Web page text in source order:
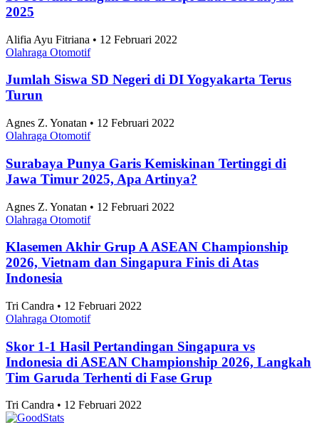
2025
Alifia Ayu Fitriana • 12 Februari 2022
Olahraga Otomotif
Jumlah Siswa SD Negeri di DI Yogyakarta Terus
Turun
Agnes Z. Yonatan • 12 Februari 2022
Olahraga Otomotif
Surabaya Punya Garis Kemiskinan Tertinggi di
Jawa Timur 2025, Apa Artinya?
Agnes Z. Yonatan • 12 Februari 2022
Olahraga Otomotif
Klasemen Akhir Grup A ASEAN Championship
2026, Vietnam dan Singapura Finis di Atas
Indonesia
Tri Candra • 12 Februari 2022
Olahraga Otomotif
Skor 1-1 Hasil Pertandingan Singapura vs
Indonesia di ASEAN Championship 2026, Langkah
Tim Garuda Terhenti di Fase Grup
Tri Candra • 12 Februari 2022